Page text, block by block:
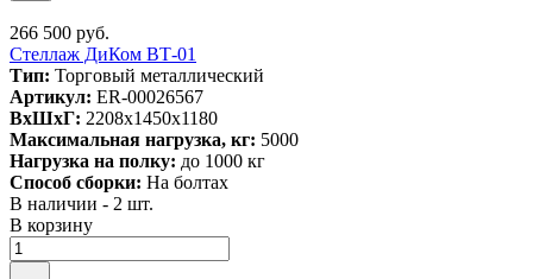
266 500 руб.
Стеллаж ДиКом ВТ-01
Тип: Торговый металлический
Артикул: ER-00026567
ВxШxГ: 2208x1450x1180
Максимальная нагрузка, кг: 5000
Нагрузка на полку: до 1000 кг
Способ сборки: На болтах
В наличии - 2 шт.
В корзину